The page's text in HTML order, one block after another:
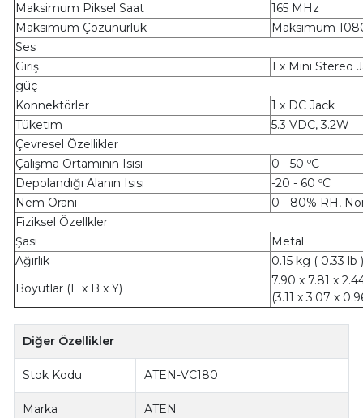
Maksimum Piksel Saat
165 MHz
Maksimum Çözünürlük
Maksimum
Ses
Giriş
1 x Mini Stereo
güç
Konnektörler
1 x DC Jack
Tüketim
5.3 VDC, 3.2W
Çevresel Özellikler
Çalışma Ortamının Isısı
0 - 50 ºC
Depolandığı Alanın Isısı
-20 - 60 ºC
Nem Oranı
0 - 80% RH,
Fiziksel Özellkler
Şasi
Metal
Ağırlık
0.15 kg ( 0.33 lb )
Boyutlar (E x B x Y)
7.90 x 7.81 x
(3.11 x 3.07 x
Diğer Özellikler
Stok Kodu ATEN-VC180
Marka ATEN